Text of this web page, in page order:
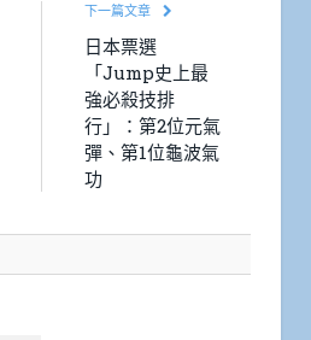
下一篇文章
日本票選
「Jump史上最
強必殺技排
行」：第2位元氣
彈、第1位龜波氣
功